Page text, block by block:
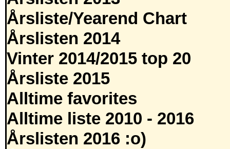
Årsliste/Yearend Chart
Årslisten 2014
Vinter 2014/2015 top 20
Årsliste 2015
Alltime favorites
Alltime liste 2010 - 2016
Årslisten 2016 :o)